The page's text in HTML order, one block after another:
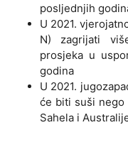
posljednjih
U 2021.
N) zagrijati
prosjeka u
godina
U 2021.
će biti suši nego
Sahela i